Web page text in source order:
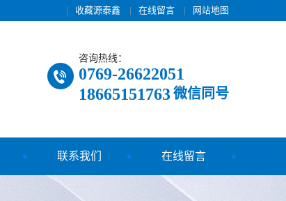
| 收藏源泰鑫 | 在线留言 | 网站地图
咨询热线：
0769-26622051
18665151763微信同号
联系我们 在线留言